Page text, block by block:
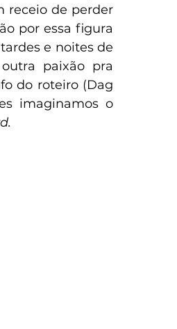
receio de perder
por essa figura
e noites de
paixão pra
do roteiro (Dag
imaginamos o